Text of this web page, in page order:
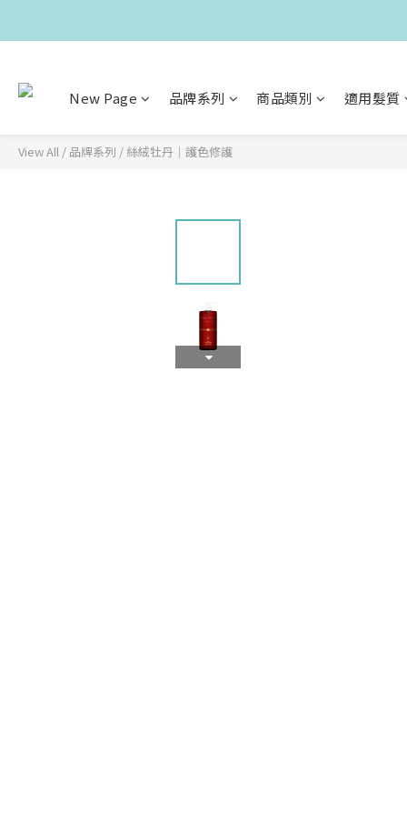
New Page 品牌系列 商品類別 適用髮質
View All / 品牌系列 / 絲絨牡丹｜護色修護